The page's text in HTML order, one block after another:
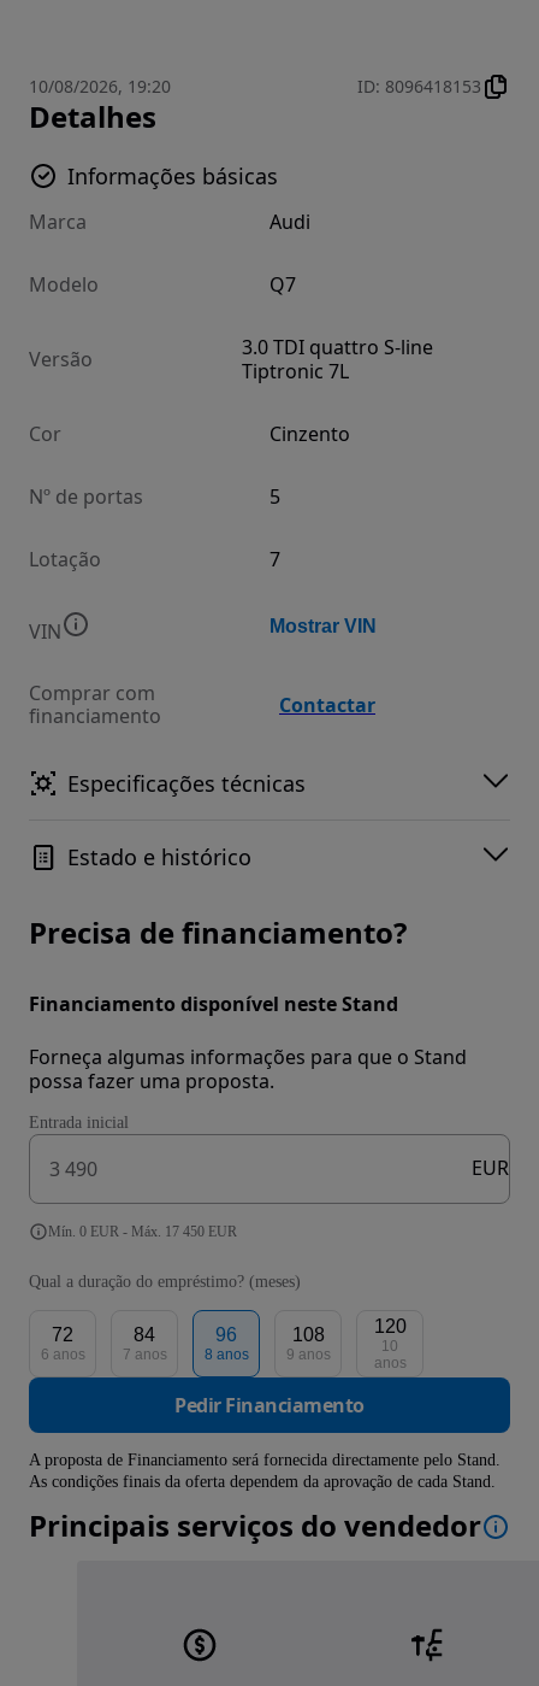
10/08/2026, 19:20 ID: 8096418153
Detalhes
Informações básicas
Marca Audi
Modelo Q7
Versão
3.0 TDI quattro S-line
Tiptronic 7L
Cor Cinzento
Nº de portas 5
Lotação 7
VIN Mostrar VIN
Comprar com
financiamento
Contactar
Especificações técnicas
Estado e histórico
Precisa de financiamento?
Financiamento disponível neste Stand
Forneça algumas informações para que o Stand
possa fazer uma proposta.
Entrada inicial
EUR
Mín. 0 EUR - Máx. 17 450 EUR
Qual a duração do empréstimo? (meses)
72
6 anos
84
7 anos
96
8 anos
108
9 anos
120
10
anos
Pedir Financiamento
A proposta de Financiamento será fornecida directamente pelo Stand.
As condições finais da oferta dependem da aprovação de cada Stand.
Principais serviços do vendedor